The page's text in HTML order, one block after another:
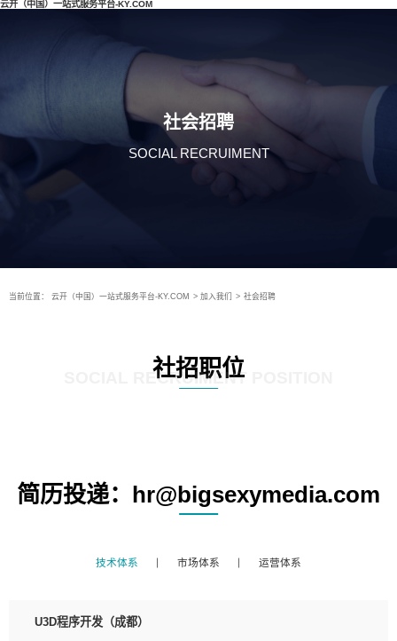
云开（中国）一站式服务平台-KY.COM
社会招聘
SOCIAL RECRUIMENT
当前位置： 云开（中国）一站式服务平台-KY.COM > 加入我们 > 社会招聘
社招职位
SOCIAL RECRUIMENT POSITION
简历投递：hr@bigsexymedia.com
技术体系 市场体系 运营体系
U3D程序开发（成都）